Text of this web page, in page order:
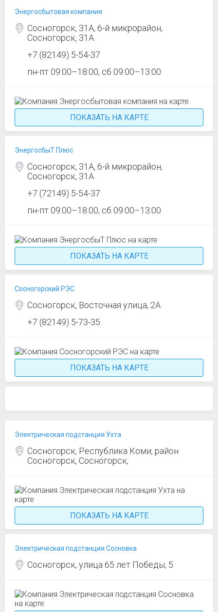
Энергосбытовая компания
Сосногорск, 31А, 6-й микрорайон,
Сосногорск, 31А
+7 (82149) 5-54-37
пн-пт 09:00–18:00, сб 09:00–13:00
ПОКАЗАТЬ НА КАРТЕ
ЭнергосбыТ Плюс
Сосногорск, 31А, 6-й микрорайон,
Сосногорск, 31А
+7 (72149) 5-54-37
пн-пт 09:00–18:00, сб 09:00–13:00
ПОКАЗАТЬ НА КАРТЕ
Сосногорский РЭС
Сосногорск, Восточная улица, 2А
+7 (82149) 5-73-35
ПОКАЗАТЬ НА КАРТЕ
Электрическая подстанция Ухта
Сосногорск, Республика Коми, район
Сосногорск, Сосногорск,
ПОКАЗАТЬ НА КАРТЕ
Электрическая подстанция Сосновка
Сосногорск, улица 65 лет Победы, 5